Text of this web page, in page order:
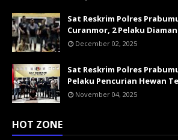
Sat Reskrim Polres
Curanmor, 2 Pelaku
December 02, 2025
Sat Reskrim Polres
Pelaku Pencurian Hewan
November 04, 2025
HOT ZONE